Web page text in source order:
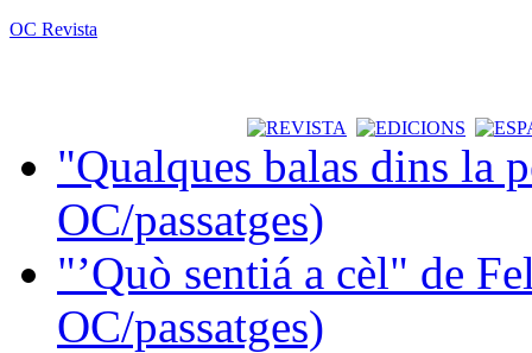
OC Revista
"Qualques balas dins la
OC/passatges)
"’Quò sentiá a cèl" de
OC/passatges)